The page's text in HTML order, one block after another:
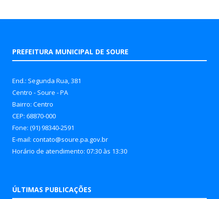
PREFEITURA MUNICIPAL DE SOURE
End.: Segunda Rua, 381
Centro - Soure - PA
Bairro: Centro
CEP: 68870-000
Fone: (91) 98340-2591
E-mail: contato@soure.pa.gov.br
Horário de atendimento: 07:30 às 13:30
ÚLTIMAS PUBLICAÇÕES